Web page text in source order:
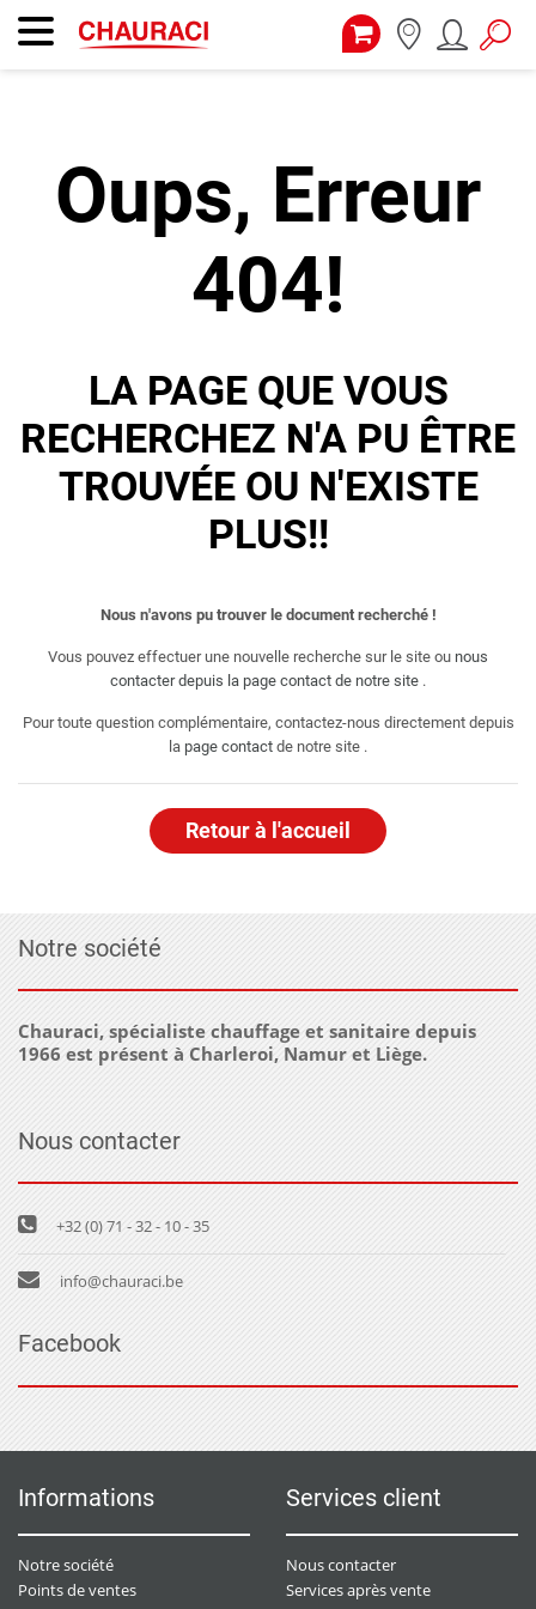
Oups, Erreur
404!
LA PAGE QUE VOUS
RECHERCHEZ N'A PU ÊTRE
TROUVÉE OU N'EXISTE
PLUS!!
Nous n'avons pu trouver le document recherché !
Vous pouvez effectuer une nouvelle recherche sur le site ou nous
contacter depuis la page contact de notre site .
Pour toute question complémentaire, contactez-nous directement depuis
la page contact de notre site .
Retour à l'accueil
Notre société
Chauraci, spécialiste chauffage et sanitaire depuis
1966 est présent à Charleroi, Namur et Liège.
Nous contacter
+32 (0) 71 - 32 - 10 - 35
info@chauraci.be
Facebook
Informations
Notre société
Points de ventes
Services client
Nous contacter
Services après vente